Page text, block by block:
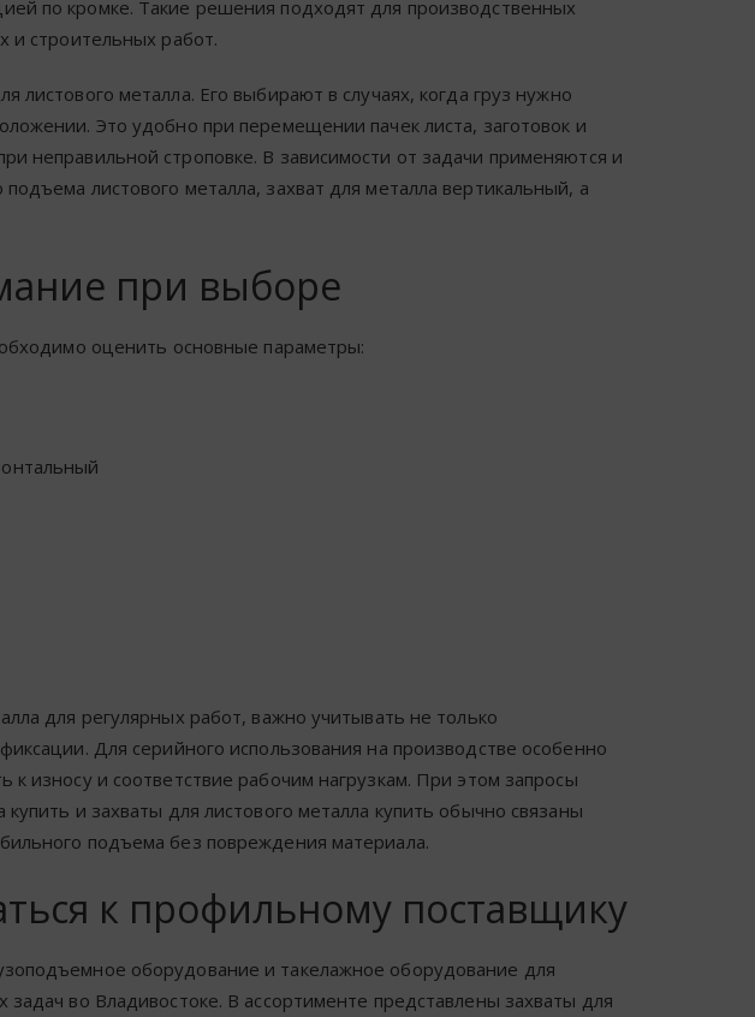
по кромке. Такие решения подходят для производственных
и строительных работ.
листового металла. Его выбирают в случаях, когда груз нужно
Это удобно при перемещении пачек листа, заготовок и
неправильной строповке. В зависимости от задачи применяются и
листового металла, захват для металла вертикальный, а
при выборе
оценить основные параметры:
для регулярных работ, важно учитывать не только
Для серийного использования на производстве особенно
к износу и соответствие рабочим нагрузкам. При этом запросы
и захваты для листового металла купить обычно связаны
подъема без повреждения материала.
к профильному поставщику
оборудование и такелажное оборудование для
задач во Владивостоке. В ассортименте представлены захваты для